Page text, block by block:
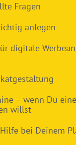
Fragen
anlegen
digitale
– wenn Du
willst
bei Deinem